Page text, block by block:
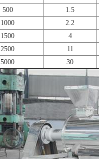
500 1.5
1000 2.2
1500 4
2500 11
5000 30